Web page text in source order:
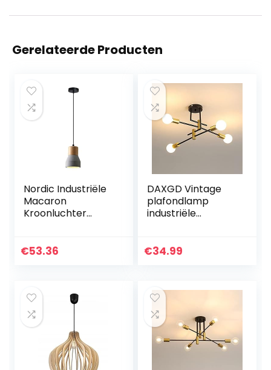
Gerelateerde Producten
Nordic Industriële
Macaron
Kroonluchter
Verstelbare E27
€53.36
DAXGD Vintage
plafondlamp
industriële
voor slaapkamer,
€34.99